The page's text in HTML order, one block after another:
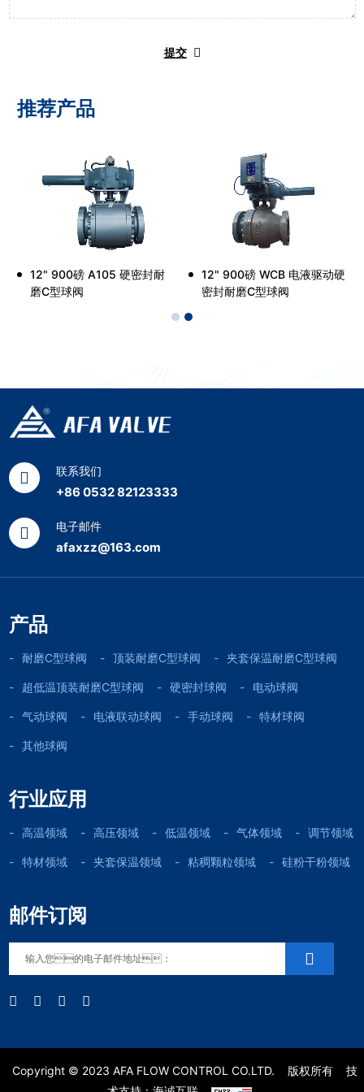
提交
推荐产品
12" 900磅 A105 硬密封耐
磨C型球阀
12" 900磅 WCB 电液驱动硬
密封耐磨C型球阀
联系我们
+86 0532 82123333
电子邮件
afaxzz@163.com
产品
耐磨C型球阀 顶装耐磨C型球阀 夹套保温耐磨C型球阀
超低温顶装耐磨C型球阀 硬密封球阀 电动球阀
气动球阀 电液联动球阀 手动球阀 特材球阀
其他球阀
行业应用
高温领域 高压领域 低温领域 气体领域 调节领域
特材领域 夹套保温领域 粘稠颗粒领域 硅粉干粉领域
邮件订阅
Copyright © 2023 AFA FLOW CONTROL CO.LTD. 版权所有
技